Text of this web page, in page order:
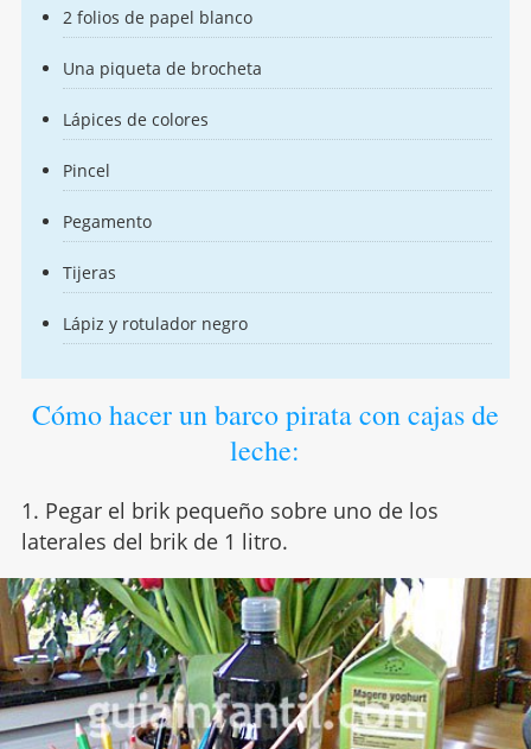
2 folios de papel blanco
Una piqueta de brocheta
Lápices de colores
Pincel
Pegamento
Tijeras
Lápiz y rotulador negro
Cómo hacer un barco pirata con cajas de
leche:
1. Pegar el brik pequeño sobre uno de los
laterales del brik de 1 litro.